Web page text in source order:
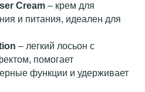
Cream – крем для
и питания, идеален для
– легкий лосьон с
помогает
функции и удерживает